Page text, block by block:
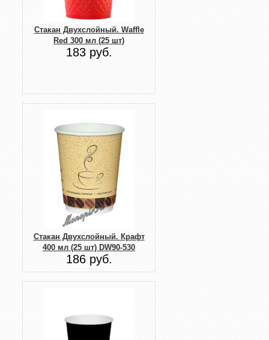
Стакан Двухслойный. Waffle
Red 300 мл (25 шт)
183 руб.
Стакан Двухслойный. Крафт
400 мл (25 шт) DW90-530
186 руб.